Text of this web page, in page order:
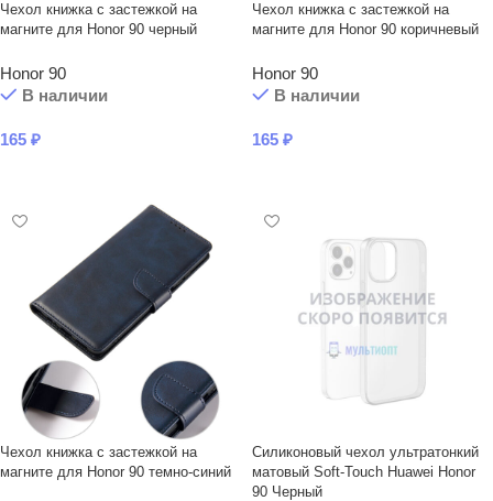
Чехол книжка с застежкой на
магните для Honor 90 черный
Honor 90
В наличии
165 ₽
Чехол книжка с застежкой на
магните для Honor 90 коричневый
Honor 90
В наличии
165 ₽
Чехол книжка с застежкой на
магните для Honor 90 темно-синий
Силиконовый чехол ультратонкий
матовый Soft-Touch Huawei Honor
90 Черный